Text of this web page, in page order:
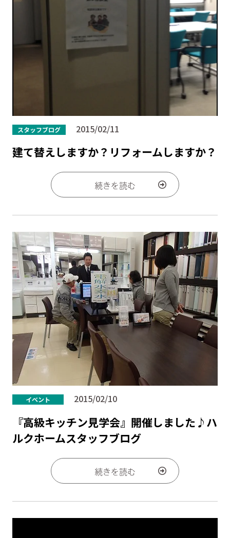
スタッフブログ 2015/02/11
建て替えしますか？リフォームしますか？
続きを読む
イベント 2015/02/10
『高級キッチン見学会』開催しました♪ハ
ルクホームスタッフブログ
続きを読む